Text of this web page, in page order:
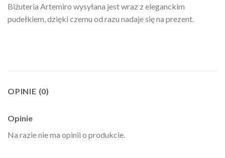
Biżuteria Artemiro wysyłana jest wraz z eleganckim
pudełkiem, dzięki czemu od razu nadaje się na prezent.
OPINIE (0)
Opinie
Na razie nie ma opinii o produkcie.